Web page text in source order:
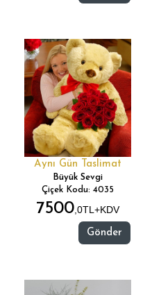
Aynı Gün Taslimat
Büyük Sevgi
Çiçek Kodu: 4035
7500,0TL+KDV
Gönder